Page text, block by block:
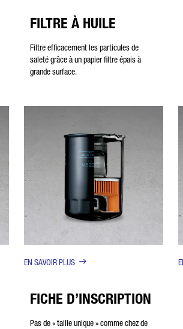
FILTRE À HUILE
Filtre efficacement les particules de
saleté grâce à un papier filtre épais à
grande surface.
EN SAVOIR PLUS
FICHE D’INSCRIPTION
Pas de « taille unique » comme chez de